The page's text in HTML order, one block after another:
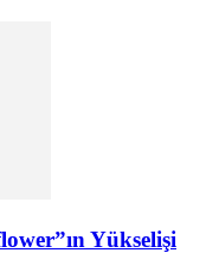
Yükselişi